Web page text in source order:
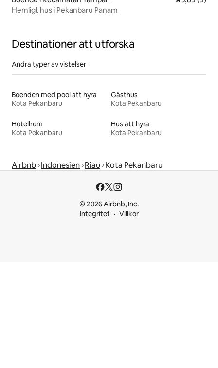
Hemligt hus i Pekanbaru Panam
Destinationer att utforska
Andra typer av vistelser
Boenden med pool att hyra
Kota Pekanbaru
Gästhus
Kota Pekanbaru
Hotellrum
Kota Pekanbaru
Hus att hyra
Kota Pekanbaru
Airbnb Indonesien Riau Kota Pekanbaru
© 2026 Airbnb, Inc.
Integritet
Villkor